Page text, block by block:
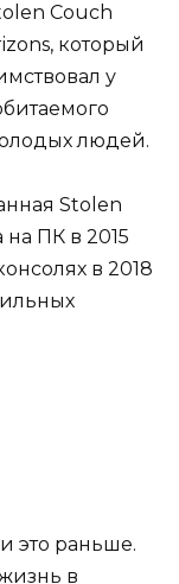
Couch
который
у
людей.
Stolen
ПК в 2015
в 2018
это раньше.
в